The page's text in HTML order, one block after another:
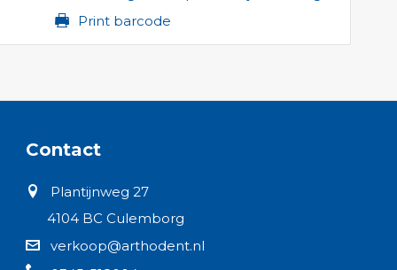
Print barcode
Contact
Plantijnweg 27
4104 BC Culemborg
verkoop@arthodent.nl